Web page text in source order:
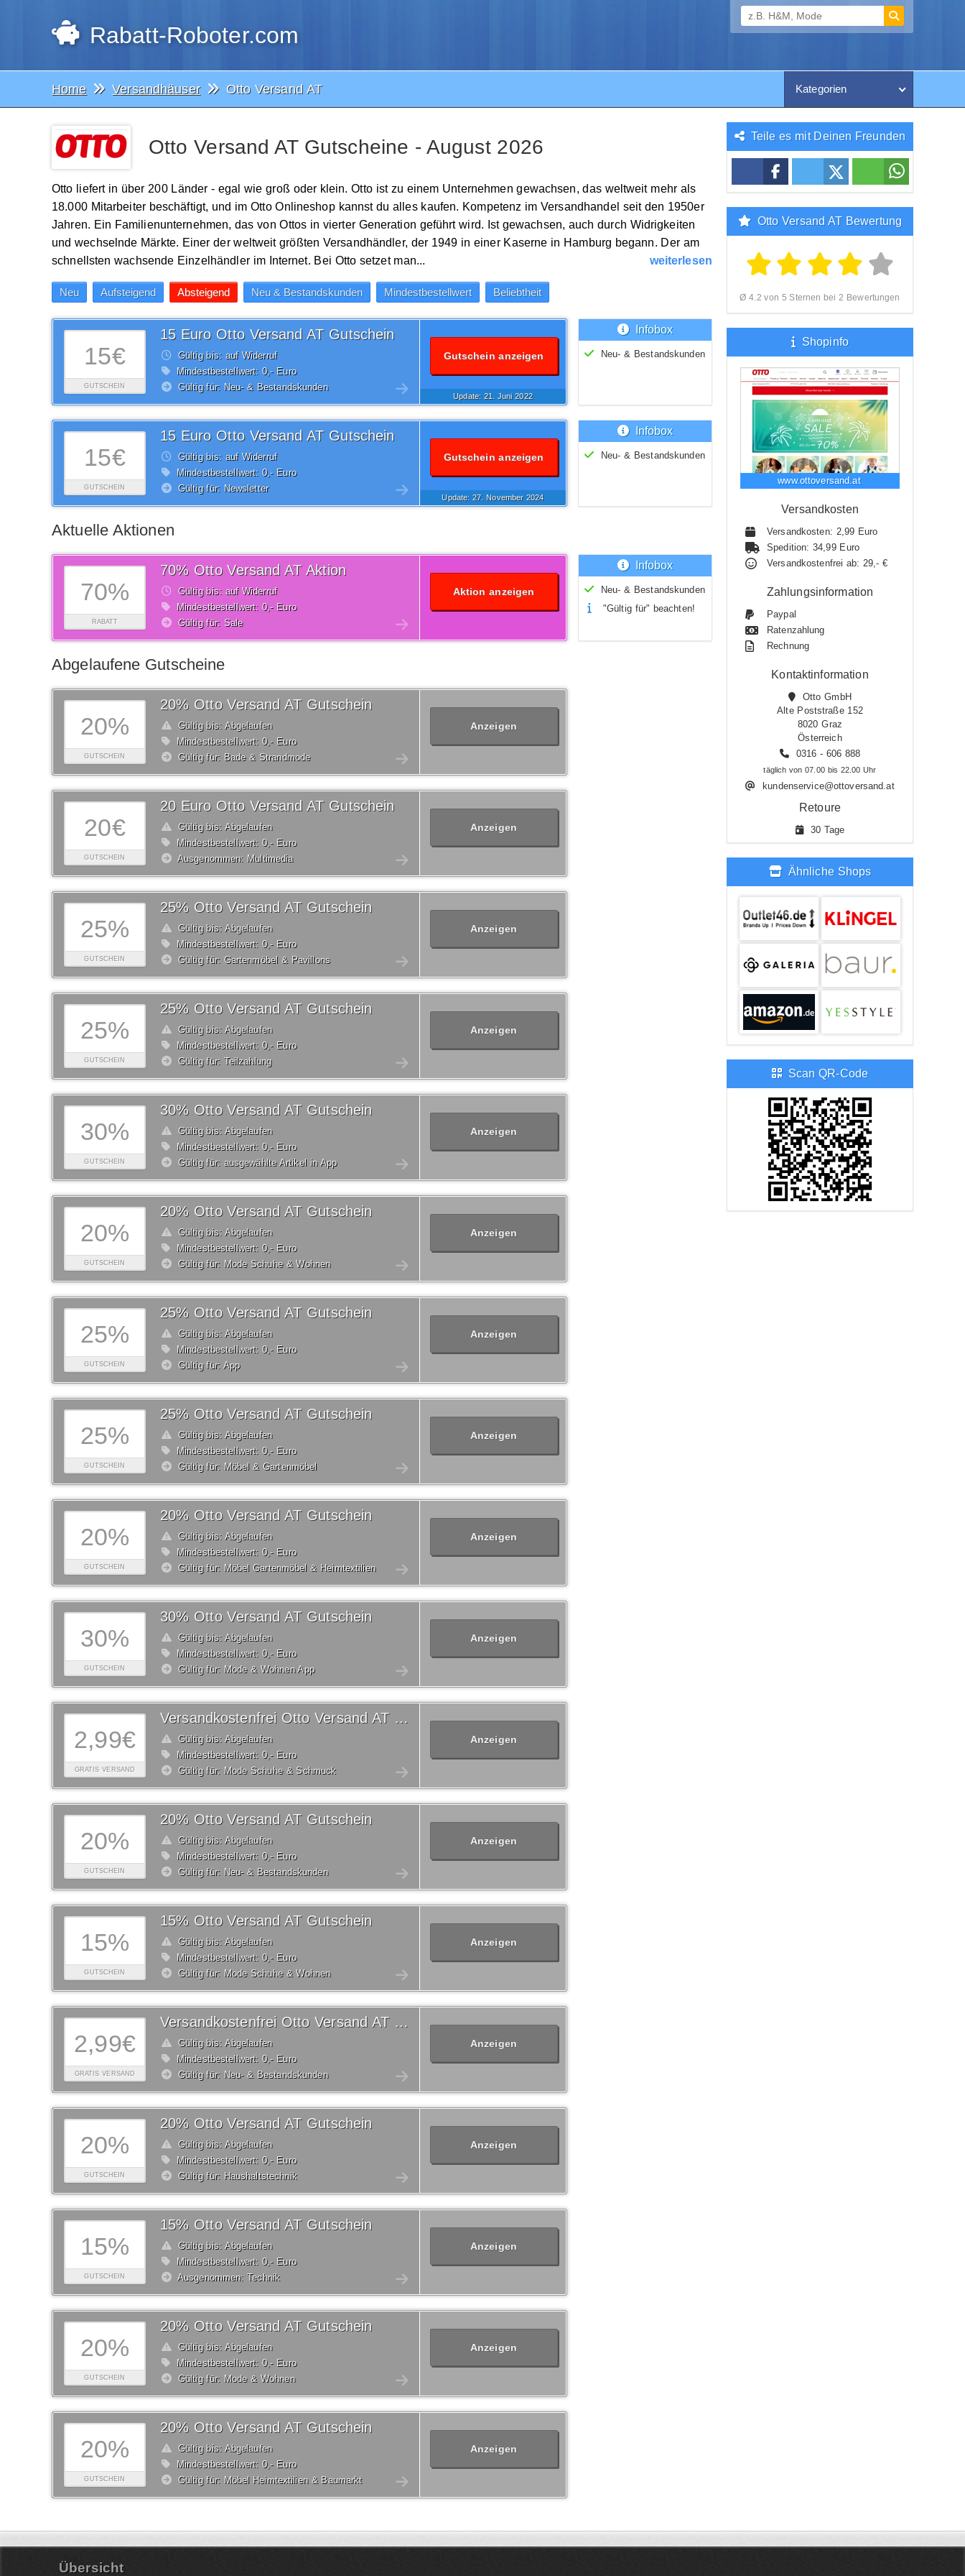
Rabatt-Roboter.com
Home Versandhäuser Otto Versand AT Kategorien
Otto Versand AT Gutscheine - August 2026
Otto liefert in über 200 Länder - egal wie groß oder klein. Otto ist zu einem Unternehmen gewachsen, das weltweit mehr als
18.000 Mitarbeiter beschäftigt, und im Otto Onlineshop kannst du alles kaufen. Kompetenz im Versandhandel seit den 1950er
Jahren. Ein Familienunternehmen, das von Ottos in vierter Generation geführt wird. Ist gewachsen, auch durch Widrigkeiten
und wechselnde Märkte. Einer der weltweit größten Versandhändler, der 1949 in einer Kaserne in Hamburg begann. Der am
schnellsten wachsende Einzelhändler im Internet. Bei Otto setzet man...
weiterlesen
15€
GUTSCHEIN
15 Euro Otto Versand AT Gutschein
Gültig bis: auf Widerruf
Mindestbestellwert: 0,- Euro
Gültig für: Neu- & Bestandskunden
Gutschein anzeigen
Update: 21.Juni2022
Infobox
Neu- & Bestandskunden
15€
GUTSCHEIN
15 Euro Otto Versand AT Gutschein
Gültig bis: auf Widerruf
Mindestbestellwert: 0,- Euro
Gültig für: Newsletter
Gutschein anzeigen
Update: 27. November2024
Infobox
Neu- & Bestandskunden
Aktuelle Aktionen
70%
RABATT
70% Otto Versand AT Aktion
Gültig bis: auf Widerruf
Mindestbestellwert: 0,- Euro
Gültig für: Sale
Aktion anzeigen
Infobox
Neu- & Bestandskunden
"Gültig für" beachten!
Abgelaufene Gutscheine
20%
GUTSCHEIN
20% Otto Versand AT Gutschein
Gültig bis: Abgelaufen
Mindestbestellwert: 0,- Euro
Gültig für: Bade & Strandmode
Anzeigen
20€
GUTSCHEIN
20 Euro Otto Versand AT Gutschein
Gültig bis: Abgelaufen
Mindestbestellwert: 0,- Euro
Ausgenommen: Multimedia
Anzeigen
25%
GUTSCHEIN
25% Otto Versand AT Gutschein
Gültig bis: Abgelaufen
Mindestbestellwert: 0,- Euro
Gültig für: Gartenmöbel & Pavillons
Anzeigen
25%
GUTSCHEIN
25% Otto Versand AT Gutschein
Gültig bis: Abgelaufen
Mindestbestellwert: 0,- Euro
Gültig für: Teilzahlung
Anzeigen
30%
GUTSCHEIN
30% Otto Versand AT Gutschein
Gültig bis: Abgelaufen
Mindestbestellwert: 0,- Euro
Gültig für: ausgewählte Artikel in App
Anzeigen
20%
GUTSCHEIN
20% Otto Versand AT Gutschein
Gültig bis: Abgelaufen
Mindestbestellwert: 0,- Euro
Gültig für: Mode Schuhe & Wohnen
Anzeigen
25%
GUTSCHEIN
25% Otto Versand AT Gutschein
Gültig bis: Abgelaufen
Mindestbestellwert: 0,- Euro
Gültig für: App
Anzeigen
25%
GUTSCHEIN
25% Otto Versand AT Gutschein
Gültig bis: Abgelaufen
Mindestbestellwert: 0,- Euro
Gültig für: Möbel & Gartenmöbel
Anzeigen
20%
GUTSCHEIN
20% Otto Versand AT Gutschein
Gültig bis: Abgelaufen
Mindestbestellwert: 0,- Euro
Gültig für: Möbel Gartenmöbel & Heimtextilien
Anzeigen
30%
GUTSCHEIN
30% Otto Versand AT Gutschein
Gültig bis: Abgelaufen
Mindestbestellwert: 0,- Euro
Gültig für: Mode & Wohnen App
Anzeigen
2,99€
GRATIS VERSAND
Versandkostenfrei Otto Versand AT Gutschein
Gültig bis: Abgelaufen
Mindestbestellwert: 0,- Euro
Gültig für: Mode Schuhe & Schmuck
Anzeigen
20%
GUTSCHEIN
20% Otto Versand AT Gutschein
Gültig bis: Abgelaufen
Mindestbestellwert: 0,- Euro
Gültig für: Neu- & Bestandskunden
Anzeigen
15%
GUTSCHEIN
15% Otto Versand AT Gutschein
Gültig bis: Abgelaufen
Mindestbestellwert: 0,- Euro
Gültig für: Mode Schuhe & Wohnen
Anzeigen
2,99€
GRATIS VERSAND
Versandkostenfrei Otto Versand AT Gutschein
Gültig bis: Abgelaufen
Mindestbestellwert: 0,- Euro
Gültig für: Neu- & Bestandskunden
Anzeigen
20%
GUTSCHEIN
20% Otto Versand AT Gutschein
Gültig bis: Abgelaufen
Mindestbestellwert: 0,- Euro
Gültig für: Haushaltstechnik
Anzeigen
15%
GUTSCHEIN
15% Otto Versand AT Gutschein
Gültig bis: Abgelaufen
Mindestbestellwert: 0,- Euro
Ausgenommen: Technik
Anzeigen
20%
GUTSCHEIN
20% Otto Versand AT Gutschein
Gültig bis: Abgelaufen
Mindestbestellwert: 0,- Euro
Gültig für: Mode & Wohnen
Anzeigen
20%
GUTSCHEIN
20% Otto Versand AT Gutschein
Gültig bis: Abgelaufen
Mindestbestellwert: 0,- Euro
Gültig für: Möbel Heimtextilien & Baumarkt
Anzeigen
Teile es mit Deinen Freunden
Otto Versand AT Bewertung
Ø 4.2 von 5 Sternen bei 2 Bewertungen
Shopinfo
www.ottoversand.at
Versandkosten
Versandkosten: 2,99 Euro
Spedition: 34,99 Euro
Versandkostenfrei ab: 29,- €
Zahlungsinformation
Paypal
Ratenzahlung
Rechnung
Kontaktinformation
Otto GmbH
Alte Poststraße 152
8020 Graz
Österreich
0316 - 606 888
täglich von 07.00 bis 22.00 Uhr
kundenservice@ottoversand.at
Retoure
30 Tage
Ähnliche Shops
Scan QR-Code
Übersicht